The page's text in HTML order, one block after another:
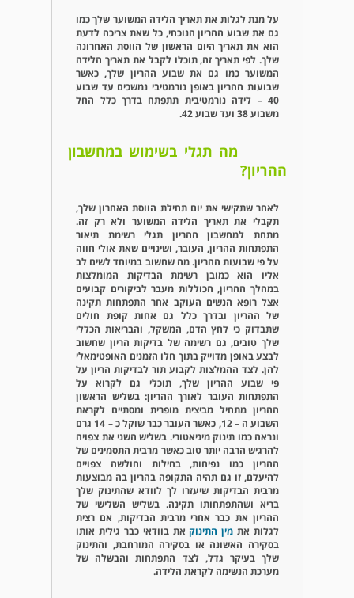
על מנת לגלות את תאריך הלידה המשוער שלך כמו
גם את שבוע ההריון הנוכחי, כל שאת צריכה לדעת
הוא את תאריך היום הראשון של הווסת האחרונה
שלך. לפי תאריך זה, תוכלו לקבל את תאריך הלידה
המשוער כמו גם את שבוע ההריון שלך, כאשר
שבועות ההריון באופן נורמטיבי נמשכים עד שבוע
40 – לידה נורמטיבית תתפתח בדרך כלל החל
משבוע 38 ועד שבוע 42.
מה תגלי בשימוש במחשבון
ההריון?
לאחר שתקישי את יום תחילת הווסת האחרון שלך,
תקבלי את תאריך הלידה המשוער ולא רק זה.
מתחת למחשבון ההריון תגלי רשימת תיאור
התפתחות ההריון, העובר, ושינויים שאת אולי חווה
על פי שבועות ההריון. מה שחשוב במיוחד לשים לב
אליו הוא כמובן רשימת הבדיקות המומלצות
במהלך ההריון, הכוללות מעבר לביקורים קבועים
אצל רופא הנשים העוקב אחר התפתחות תקינה
של ההריון ובדרך כלל גם אחות קופת חולים
שתבדוק כי לחץ הדם, המשקל, והבריאות הכללי
שלך טובים, גם רשימה של בדיקות הריון שחשוב
לבצע באופן מדוייק בתוך חלו הזמנים האופטימאלי
להן. לצד ההמלצות לקבוע תור לבדיקות הריון על
פי שבוע ההריון שלך, תוכלי גם לקרוא על
התפתחות העובר לאורך ההריון: בשליש הראשון
ההריון מתחיל מביצית מופרית ומסתיים לקראת
השבוע ה – 12, כאשר העובר כבר שוקל כ – 14 גרם
ונראה כמו תינוק מיניאטורי. בשליש השני את צפויה
להרגיש הרבה יותר טוב כאשר מרבית התסמינים של
ההריון כמו נפיחות, בחילות וחולשה צפויים
להיעלם, זו גם תהיה התקופה בהריון בה מבוצעות
מרבית הבדיקות שיעזרו לך לוודא שהתינוק שלך
בריא ושהתפתחותו תקינה. בשליש השלישי של
ההריון את כבר אחרי מרבית הבדיקות, אם רצית
לגלות את מין התינוק את בוודאי כבר גילית אותו
בסקירה האשונה או בסקירה המורחבת, והתינוק
שלך בעיקר גדל, לצד התפתחות והבשלה של
מערכת הנשימה לקראת הלידה.